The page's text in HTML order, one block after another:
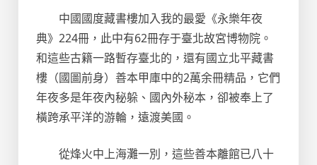
中國國度藏書樓加入我的最愛《永樂年夜
典》224冊，此中有62冊存于臺北故宮博物院。
和這些古籍一路暫存臺北的，還有國立北平藏書
樓（國圖前身）善本甲庫中的2萬余冊精品，它們
年夜多是年夜內秘躲、國內外秘本，卻被奉上了
橫跨承平洋的游輪，遠渡美國。
從烽火中上海灘一別，這些善本離館已八十